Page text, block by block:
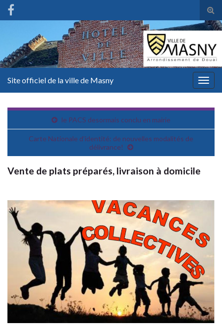
Site officiel de la ville de Masny
le PACS desormais conclu en mairie
Carte Nationale d’identité: de nouvelles modalités de
délivrance!
Vente de plats préparés, livraison à domicile